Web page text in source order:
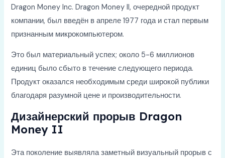
Dragon Money Inc. Dragon Money II, очередной продукт
компании, был введён в апреле 1977 года и стал первым
признанным микрокомпьютером.
Это был материальный успех; около 5-6 миллионов
единиц было сбыто в течение следующего периода.
Продукт оказался необходимым среди широкой публики
благодаря разумной цене и производительности.
Дизайнерский прорыв Dragon
Money II
Эта поколение выявляла заметный визуальный прорыв с